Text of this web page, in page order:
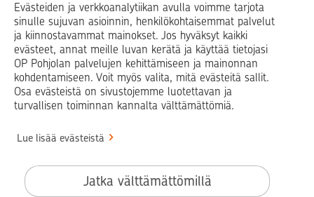
Evästeiden ja verkkoanalytiikan avulla voimme tarjota
sinulle sujuvan asioinnin, henkilökohtaisemmat palvelut
ja kiinnostavammat mainokset. Jos hyväksyt kaikki
evästeet, annat meille luvan kerätä ja käyttää tietojasi
OP Pohjolan palvelujen kehittämiseen ja mainonnan
kohdentamiseen. Voit myös valita, mitä evästeitä sallit.
Osa evästeistä on sivustojemme luotettavan ja
turvallisen toiminnan kannalta välttämättömiä.
Lue lisää evästeistä
Jatka välttämättömillä
Op.fi OP Koti Pohjola Vahinkoapu
Facebook
X LinkedInInstagram
Käyttöehdot